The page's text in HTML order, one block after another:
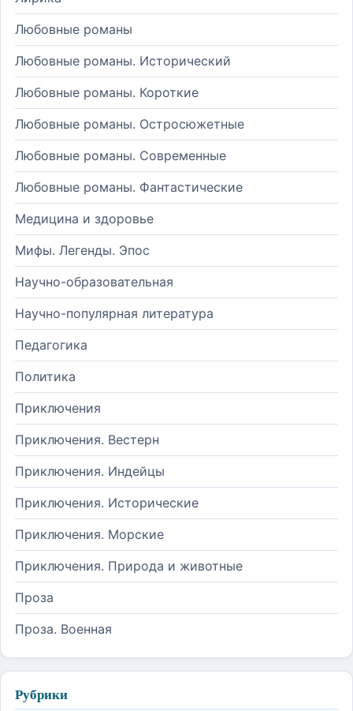
Любовные романы
Любовные романы. Исторический
Любовные романы. Короткие
Любовные романы. Остросюжетные
Любовные романы. Современные
Любовные романы. Фантастические
Медицина и здоровье
Мифы. Легенды. Эпос
Научно-образовательная
Научно-популярная литература
Педагогика
Политика
Приключения
Приключения. Вестерн
Приключения. Индейцы
Приключения. Исторические
Приключения. Морские
Приключения. Природа и животные
Проза
Проза. Военная
Рубрики